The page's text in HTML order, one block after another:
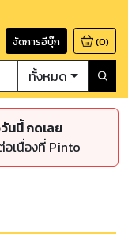
จัดการอีบุ๊ก (0)
ทั้งหมด
นนี้ กดเลย
เนื่องที่ Pinto